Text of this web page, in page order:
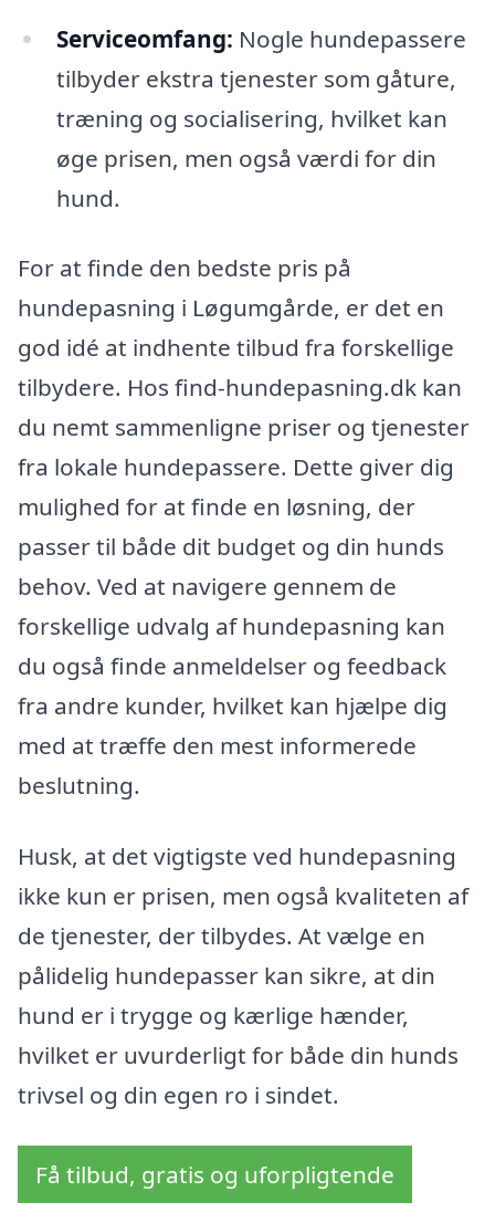
Serviceomfang: Nogle hundepassere
tilbyder ekstra tjenester som gåture,
træning og socialisering, hvilket kan
øge prisen, men også værdi for din
hund.
For at finde den bedste pris på
hundepasning i Løgumgårde, er det en
god idé at indhente tilbud fra forskellige
tilbydere. Hos find-hundepasning.dk kan
du nemt sammenligne priser og tjenester
fra lokale hundepassere. Dette giver dig
mulighed for at finde en løsning, der
passer til både dit budget og din hunds
behov. Ved at navigere gennem de
forskellige udvalg af hundepasning kan
du også finde anmeldelser og feedback
fra andre kunder, hvilket kan hjælpe dig
med at træffe den mest informerede
beslutning.
Husk, at det vigtigste ved hundepasning
ikke kun er prisen, men også kvaliteten af
de tjenester, der tilbydes. At vælge en
pålidelig hundepasser kan sikre, at din
hund er i trygge og kærlige hænder,
hvilket er uvurderligt for både din hunds
trivsel og din egen ro i sindet.
Få tilbud, gratis og uforpligtende